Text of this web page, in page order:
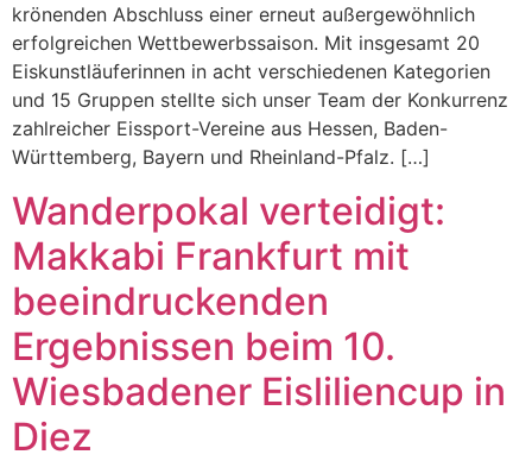
krönenden Abschluss einer erneut außergewöhnlich
erfolgreichen Wettbewerbssaison. Mit insgesamt 20
Eiskunstläuferinnen in acht verschiedenen Kategorien
und 15 Gruppen stellte sich unser Team der Konkurrenz
zahlreicher Eissport-Vereine aus Hessen, Baden-
Württemberg, Bayern und Rheinland-Pfalz. […]
Wanderpokal verteidigt:
Makkabi Frankfurt mit
beeindruckenden
Ergebnissen beim 10.
Wiesbadener Eisliliencup in
Diez